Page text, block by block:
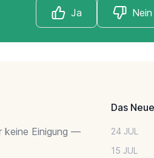
Ja Nein
keine Einigung —
Das
24 JUL
15 JUL